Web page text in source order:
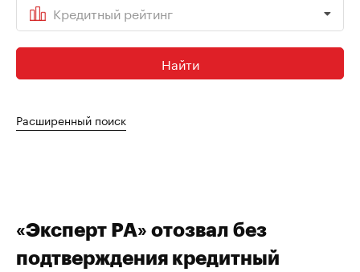
Кредитный рейтинг
Найти
Расширенный поиск
«Эксперт РА» отозвал без
подтверждения кредитный